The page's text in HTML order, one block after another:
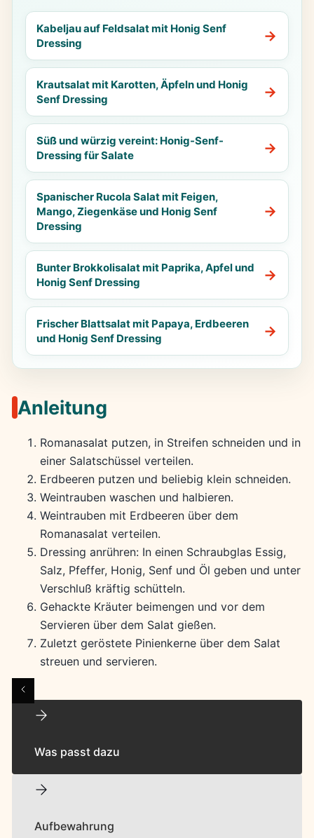
Kabeljau auf Feldsalat mit Honig Senf
Dressing
Krautsalat mit Karotten, Äpfeln und Honig
Senf Dressing
Süß und würzig vereint: Honig-Senf-
Dressing für Salate
Spanischer Rucola Salat mit Feigen,
Mango, Ziegenkäse und Honig Senf
Dressing
Bunter Brokkolisalat mit Paprika, Apfel und
Honig Senf Dressing
Frischer Blattsalat mit Papaya, Erdbeeren
und Honig Senf Dressing
Anleitung
Romanasalat putzen, in Streifen schneiden und in
einer Salatschüssel verteilen.
Erdbeeren putzen und beliebig klein schneiden.
Weintrauben waschen und halbieren.
Weintrauben mit Erdbeeren über dem
Romanasalat verteilen.
Dressing anrühren: In einen Schraubglas Essig,
Salz, Pfeffer, Honig, Senf und Öl geben und unter
Verschluß kräftig schütteln.
Gehackte Kräuter beimengen und vor dem
Servieren über dem Salat gießen.
Zuletzt geröstete Pinienkerne über dem Salat
streuen und servieren.
Was passt dazu
Aufbewahrung